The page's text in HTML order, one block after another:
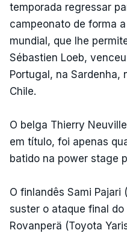
temporada regressar
campeonato de forma
mundial, que lhe
Sébastien Loeb,
Portugal, na Sardenha,
Chile.
O belga Thierry
em título, foi apenas
batido na power stage
O finlandês Sami Pajari
suster o ataque final
Rovanperä (Toyota